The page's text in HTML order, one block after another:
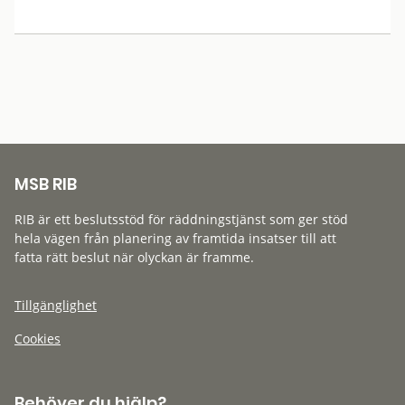
MSB RIB
RIB är ett beslutsstöd för räddningstjänst som ger stöd
hela vägen från planering av framtida insatser till att
fatta rätt beslut när olyckan är framme.
Tillgänglighet
Cookies